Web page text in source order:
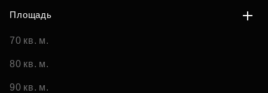
Площадь
70 кв. м.
80 кв. м.
90 кв. м.